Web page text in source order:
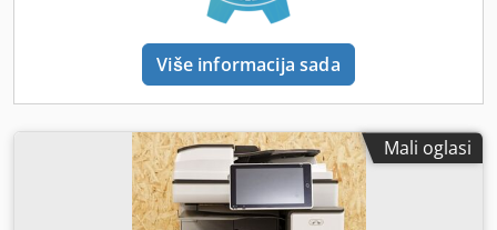
Više informacija sada
Mali oglasi